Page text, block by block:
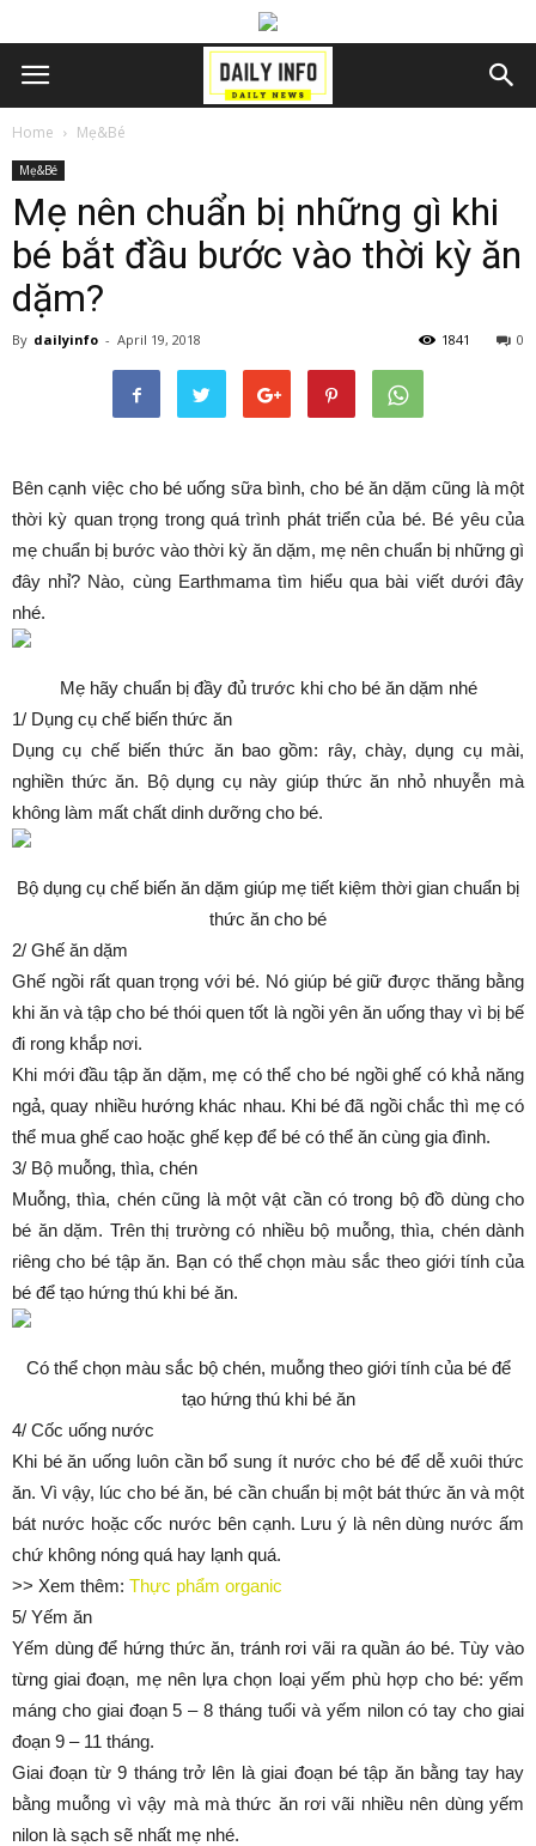
Home Mẹ&Bé
Mẹ&Bé
Mẹ nên chuẩn bị những gì khi
bé bắt đầu bước vào thời kỳ ăn
dặm?
By dailyinfo - April 19, 2018 0
1841
Bên cạnh việc cho bé uống sữa bình, cho bé ăn dặm cũng là một
thời kỳ quan trọng trong quá trình phát triển của bé. Bé yêu của
mẹ chuẩn bị bước vào thời kỳ ăn dặm, mẹ nên chuẩn bị những gì
đây nhỉ? Nào, cùng Earthmama tìm hiểu qua bài viết dưới đây
nhé.
Mẹ hãy chuẩn bị đầy đủ trước khi cho bé ăn dặm nhé
1/ Dụng cụ chế biến thức ăn
Dụng cụ chế biến thức ăn bao gồm: rây, chày, dụng cụ mài,
nghiền thức ăn. Bộ dụng cụ này giúp thức ăn nhỏ nhuyễn mà
không làm mất chất dinh dưỡng cho bé.
Bộ dụng cụ chế biến ăn dặm giúp mẹ tiết kiệm thời gian chuẩn bị
thức ăn cho bé
2/ Ghế ăn dặm
Ghế ngồi rất quan trọng với bé. Nó giúp bé giữ được thăng bằng
khi ăn và tập cho bé thói quen tốt là ngồi yên ăn uống thay vì bị bế
đi rong khắp nơi.
Khi mới đầu tập ăn dặm, mẹ có thể cho bé ngồi ghế có khả năng
ngả, quay nhiều hướng khác nhau. Khi bé đã ngồi chắc thì mẹ có
thể mua ghế cao hoặc ghế kẹp để bé có thể ăn cùng gia đình.
3/ Bộ muỗng, thìa, chén
Muỗng, thìa, chén cũng là một vật cần có trong bộ đồ dùng cho
bé ăn dặm. Trên thị trường có nhiều bộ muỗng, thìa, chén dành
riêng cho bé tập ăn. Bạn có thể chọn màu sắc theo giới tính của
bé để tạo hứng thú khi bé ăn.
Có thể chọn màu sắc bộ chén, muỗng theo giới tính của bé để
tạo hứng thú khi bé ăn
4/ Cốc uống nước
Khi bé ăn uống luôn cần bổ sung ít nước cho bé để dễ xuôi thức
ăn. Vì vậy, lúc cho bé ăn, bé cần chuẩn bị một bát thức ăn và một
bát nước hoặc cốc nước bên cạnh. Lưu ý là nên dùng nước ấm
chứ không nóng quá hay lạnh quá.
>> Xem thêm: Thực phẩm organic
5/ Yếm ăn
Yếm dùng để hứng thức ăn, tránh rơi vãi ra quần áo bé. Tùy vào
từng giai đoạn, mẹ nên lựa chọn loại yếm phù hợp cho bé: yếm
máng cho giai đoạn 5 – 8 tháng tuổi và yếm nilon có tay cho giai
đoạn 9 – 11 tháng.
Giai đoạn từ 9 tháng trở lên là giai đoạn bé tập ăn bằng tay hay
bằng muỗng vì vậy mà mà thức ăn rơi vãi nhiều nên dùng yếm
nilon là sạch sẽ nhất mẹ nhé.